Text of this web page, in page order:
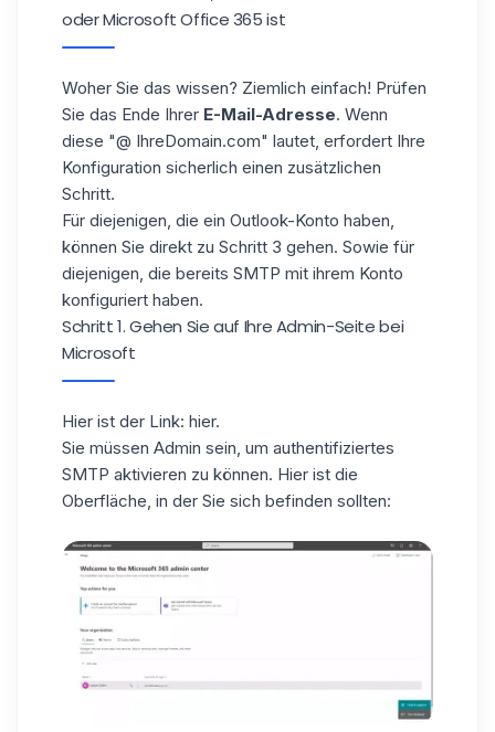
oder Microsoft Office 365 ist
Woher Sie das wissen? Ziemlich einfach! Prüfen
Sie das Ende Ihrer E-Mail-Adresse. Wenn
diese "@ IhreDomain.com" lautet, erfordert Ihre
Konfiguration sicherlich einen zusätzlichen
Schritt.
Für diejenigen, die ein Outlook-Konto haben,
können Sie direkt zu Schritt 3 gehen. Sowie für
diejenigen, die bereits SMTP mit ihrem Konto
konfiguriert haben.
Schritt 1. Gehen Sie auf Ihre Admin-Seite bei
Microsoft
Hier ist der Link: hier.
Sie müssen Admin sein, um authentifiziertes
SMTP aktivieren zu können. Hier ist die
Oberfläche, in der Sie sich befinden sollten: